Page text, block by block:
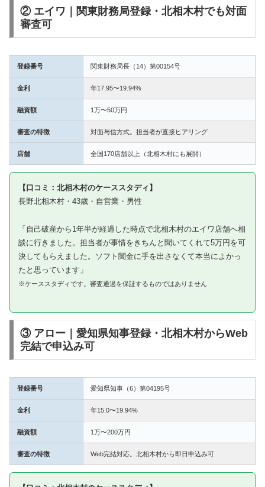
② エイワ｜関東財務局登録・北相木村でも対面
審査可
登録番号 関東財務局長（14）第00154号
金利 年17.95〜19.94%
融資額 1万〜50万円
審査の特徴 対面与信方式。担当者が直接ヒアリング
店舗 全国170店舗以上（北相木村にも展開）
【口コミ：北相木村のケーススタディ】
長野北相木村・43歳・自営業・男性
「自己破産から1年半が経過した時点で北相木村のエイワ店舗へ相
談に行きました。担当者が事情をきちんと聞いてくれて5万円を可
決してもらえました。ソフト闇金に手を出さなくて本当によかっ
たと思っています」
※ケーススタディです。審査通過を保証するものではありません
③ アロー｜愛知県知事登録・北相木村からWeb
完結で申込み可
登録番号 愛知県知事（6）第04195号
金利 年15.0〜19.94%
融資額 1万〜200万円
審査の特徴 Web完結対応。北相木村から即日申込み可